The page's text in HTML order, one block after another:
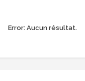
Error:Aucun résultat.